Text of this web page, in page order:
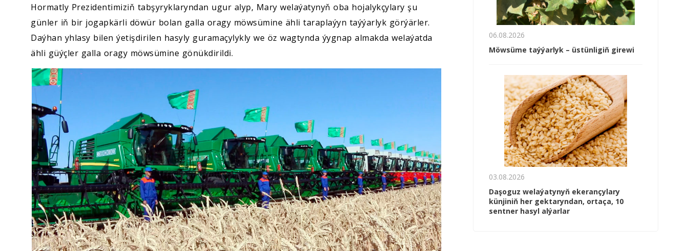
Hormatly Prezidentimiziň tabşyryklaryndan ugur alyp, Mary welaýatynyň oba hojalykçylary şu
günler iň bir jogapkärli döwür bolan galla oragy möwsümine ähli taraplaýyn taýýarlyk görýärler.
Daýhan yhlasy bilen ýetişdirilen hasyly guramaçylykly we öz wagtynda ýygnap almakda welaýatda
ähli güýçler galla oragy möwsümine gönükdirildi.
06.08.2026
Möwsüme taýýarlyk – üstünligiň girewi
03.08.2026
Daşoguz welaýatynyň ekerançylary
künjiniň her gektaryndan, ortaça, 10
sentner hasyl alýarlar